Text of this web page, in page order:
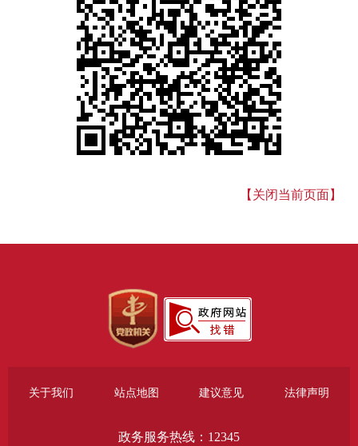
【关闭当前页面】
关于我们 站点地图 建议意见 法律声明
政务服务热线：12345